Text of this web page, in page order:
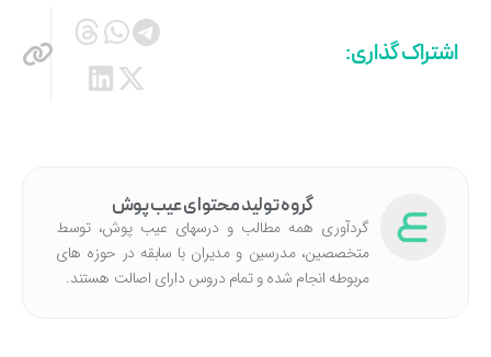
اشتراک گذاری:
گروه تولید محتوای عیب پوش
گردآوری همه مطالب و درسهای عیب پوش، توسط
متخصصین، مدرسین و مدیران با سابقه در حوزه های
مربوطه انجام شده‌ و تمام دروس دارای اصالت هستند.